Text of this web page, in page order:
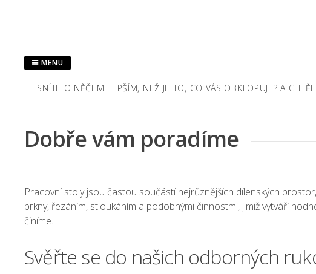
SNÍTE O NĚČEM LEPŠÍM, NEŽ JE TO, CO VÁS OBKLOPUJE? A
MENU
Dobře vám poradíme
Pracovní stolyjsou častou součástí nejrůznějších dílenských
prkny, řezáním, stloukáním a podobnými činnostmi, jimiž vytváří
činíme.
Svěřte se do našich odborných